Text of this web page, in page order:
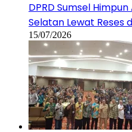
DPRD Sumsel
Selatan Lewat Reses
15/07/2026